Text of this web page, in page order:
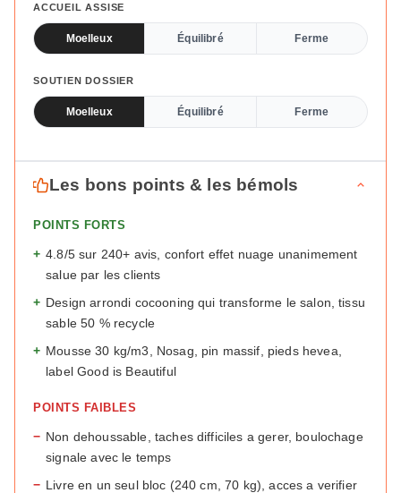
ACCUEIL ASSISE
Moelleux Équilibré Ferme
SOUTIEN DOSSIER
Moelleux Équilibré Ferme
Les bons points & les bémols
POINTS FORTS
+ 4.8/5 sur 240+ avis, confort effet nuage unanimement
salue par les clients
+ Design arrondi cocooning qui transforme le salon, tissu
sable 50 % recycle
+ Mousse 30 kg/m3, Nosag, pin massif, pieds hevea,
label Good is Beautiful
POINTS FAIBLES
− Non dehoussable, taches difficiles a gerer, boulochage
signale avec le temps
− Livre en un seul bloc (240 cm, 70 kg), acces a verifier